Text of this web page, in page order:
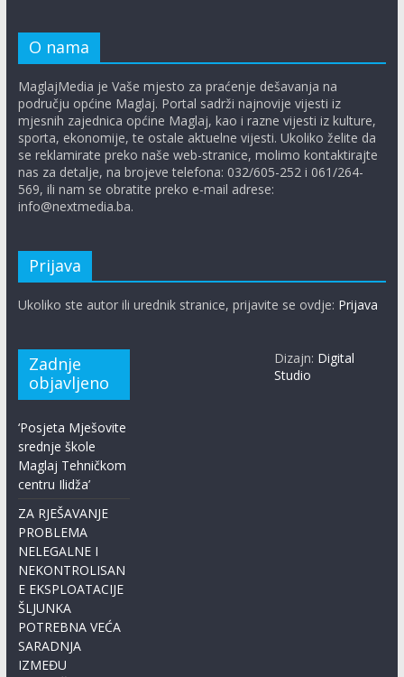
O nama
MaglajMedia je Vaše mjesto za praćenje dešavanja na
području općine Maglaj. Portal sadrži najnovije vijesti iz
mjesnih zajednica općine Maglaj, kao i razne vijesti iz kulture,
sporta, ekonomije, te ostale aktuelne vijesti. Ukoliko želite da
se reklamirate preko naše web-stranice, molimo kontaktirajte
nas za detalje, na brojeve telefona: 032/605-252 i 061/264-
569, ili nam se obratite preko e-mail adrese:
info@nextmedia.ba.
Prijava
Ukoliko ste autor ili urednik stranice, prijavite se ovdje: Prijava
Zadnje
objavljeno
‘Posjeta Mješovite
srednje škole
Maglaj Tehničkom
centru Ilidža’
ZA RJEŠAVANJE
PROBLEMA
NELEGALNE I
NEKONTROLISAN
E EKSPLOATACIJE
ŠLJUNKA
POTREBNA VEĆA
SARADNJA
IZMEĐU
Dizajn: Digital
Studio